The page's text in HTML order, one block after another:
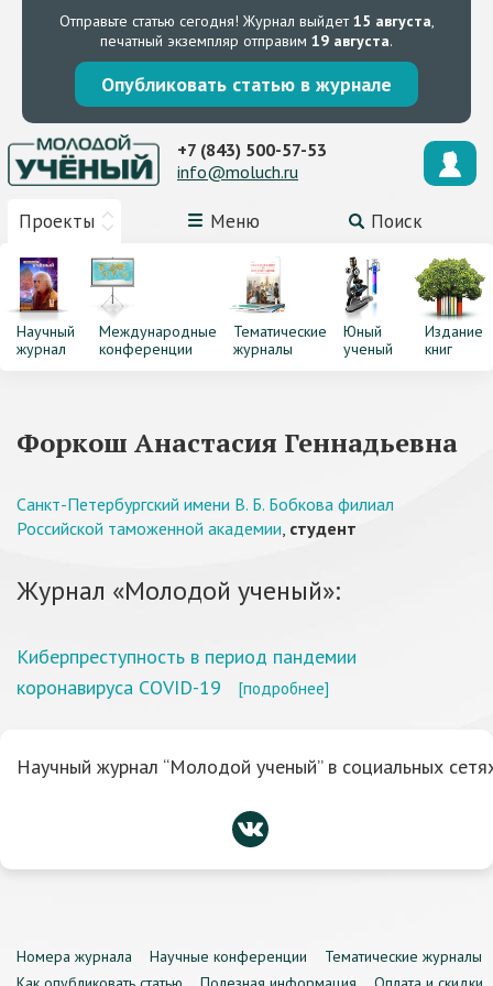
Отправьте статью сегодня! Журнал выйдет15 августа,
печатный экземпляр отправим 19 августа.
Опубликовать статью в журнале
Проекты Меню Поиск
+7 (843) 500-57-53
info@moluch.ru
Научный
журнал
Международные
конференции
Тематические
журналы
Юный
ученый
Издание
книг
Форкош Анастасия Геннадьевна
Санкт-Петербургский имени В. Б. Бобкова филиал
Российской таможенной академии, студент
Журнал «Молодой ученый»:
Киберпреступность в период пандемии
коронавируса COVID-19
[подробнее]
Научный журнал “Молодой ученый” в социальных
Номера журнала Научные конференции
Тематические журналы